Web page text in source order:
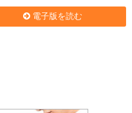
電子版を読む